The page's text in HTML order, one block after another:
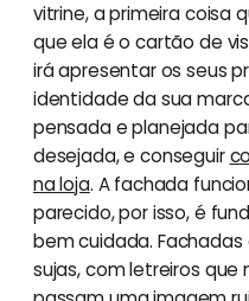
vitrine, a primeira coisa
que ela é o cartão de
irá apresentar os seus
identidade da sua
pensada e planejada
desejada, e conseguir
na loja. A fachada
parecido, por isso, é
bem cuidada.
sujas, com letreiros